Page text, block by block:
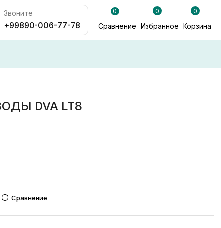
Звоните
+99890-006-77-78
0
Сравнение
0
Избранное
0
Корзина
DVA LT8
Сравнение